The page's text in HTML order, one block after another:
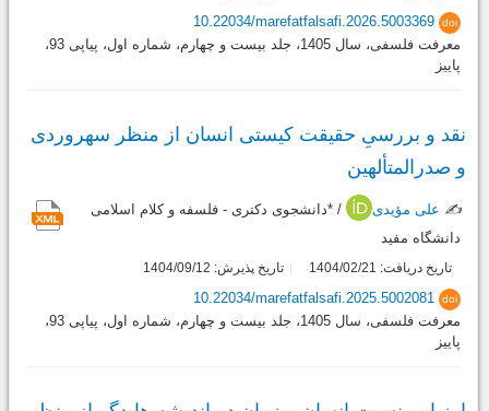
doi
10.22034/marefatfalsafi.2026.5003369
معرفت فلسفی، سال 1405، جلد بیست و چهارم، شماره اول، پیاپی 93،
پاییز
نقد و بررسیِ حقیقت کیستی انسان از منظر سهروردی
و صدرالمتألهین
✍️ علی مؤیدی
/ *دانشجوی دکتری - فلسفه و کلام اسلامی
دانشگاه مفید
تاریخ دریافت: 1404/02/21 تاریخ پذیرش: 1404/09/12
doi
10.22034/marefatfalsafi.2025.5002081
معرفت فلسفی، سال 1405، جلد بیست و چهارم، شماره اول، پیاپی 93،
پاییز